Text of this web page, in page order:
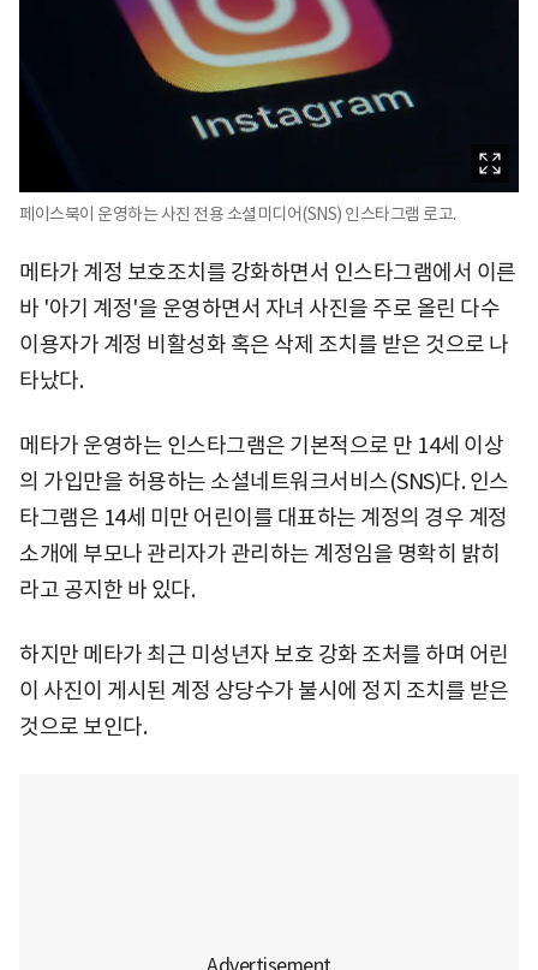
페이스북이 운영하는 사진 전용 소셜미디어(SNS) 인스타그램 로고.
메타가 계정 보호조치를 강화하면서 인스타그램에서 이른
바 '아기 계정'을 운영하면서 자녀 사진을 주로 올린 다수
이용자가 계정 비활성화 혹은 삭제 조치를 받은 것으로 나
타났다.
메타가 운영하는 인스타그램은 기본적으로 만 14세 이상
의 가입만을 허용하는 소셜네트워크서비스(SNS)다. 인스
타그램은 14세 미만 어린이를 대표하는 계정의 경우 계정
소개에 부모나 관리자가 관리하는 계정임을 명확히 밝히
라고 공지한 바 있다.
하지만 메타가 최근 미성년자 보호 강화 조처를 하며 어린
이 사진이 게시된 계정 상당수가 불시에 정지 조치를 받은
것으로 보인다.